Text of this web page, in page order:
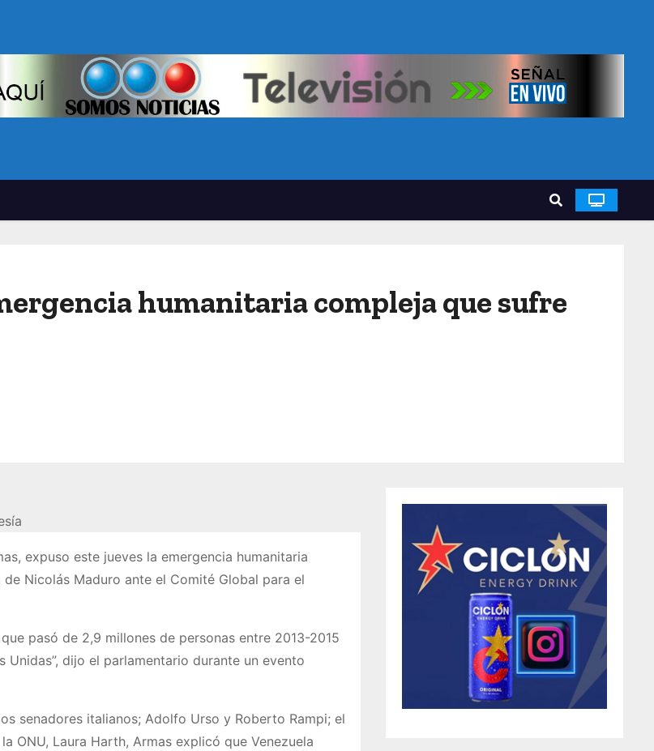
humanitaria compleja que sufre
expuso este jueves la emergencia humanitaria
Nicolás Maduro ante el Comité Global para el
pasó de 2,9 millones de personas entre 2013-2015
dijo el parlamentario durante un evento
senadores italianos; Adolfo Urso y Roberto Rampi; el
ONU, Laura Harth, Armas explicó que Venezuela